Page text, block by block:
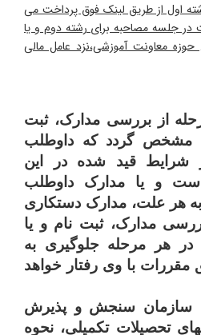
اول از طریق لینک فوق پرداخت می
جلسه مصاحبه برای رشته دوم و یا
معاونت آموزشی،نزد عامل مالی
از بررسی مدارک، ثبت
مشخص گردد که داوطلب
شرایط قید شده در این
است و یا مدارک داوطلب
هر علت، مدارک دستکاری
مدارک، ثبت نام و یا
در هر مرحله جلوگیری به
با وی رفتار خواهد
سازمان سنجش و پذیرش
تحصیلات تکمیلی، نحوه